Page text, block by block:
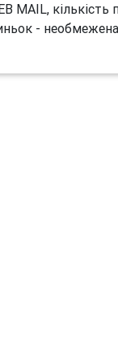
MAIL,
-